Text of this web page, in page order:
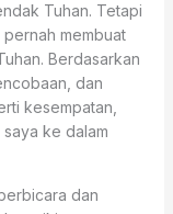
Tuhan. Tetapi
membuat
Berdasarkan
dan
kesempatan,
ke dalam
dan